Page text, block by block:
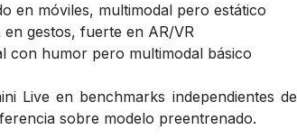
en móviles, multimodal pero estático
gestos, fuerte en AR/VR
con humor pero multimodal básico
Live en benchmarks independientes de
sobre modelo preentrenado.